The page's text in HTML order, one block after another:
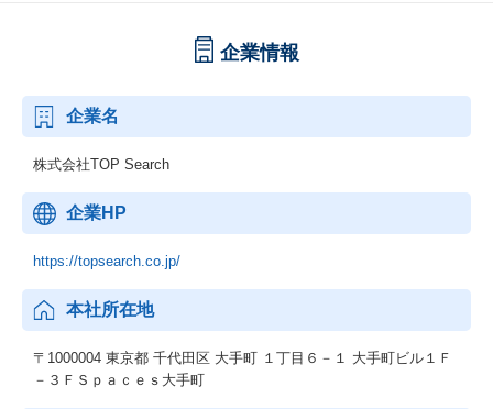
企業情報
企業名
株式会社TOP Search
企業HP
https://topsearch.co.jp/
本社所在地
〒1000004 東京都 千代田区 大手町 １丁目６－１ 大手町ビル１Ｆ
－３ＦＳｐａｃｅｓ大手町